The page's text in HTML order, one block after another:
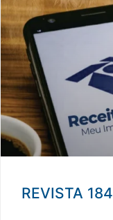
REVISTA 184